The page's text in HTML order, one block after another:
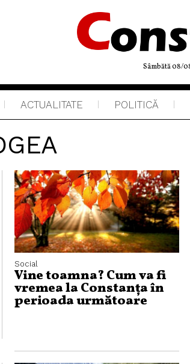
Sâmbătă 08/
ACTUALITATE POLITICĂ
Social
Vine toamna? Cum va fi
vremea la Constanța în
perioada următoare